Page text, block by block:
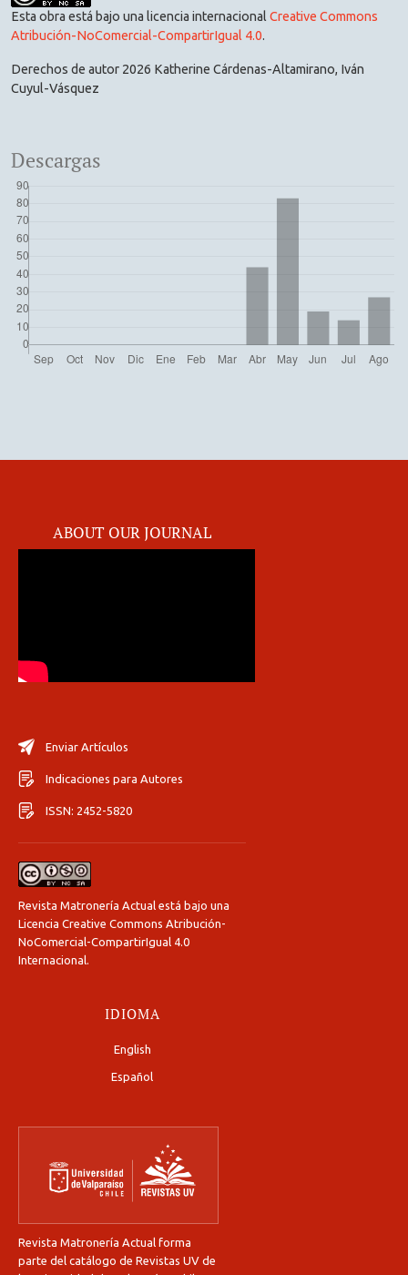
Esta obra está bajo una licencia internacional Creative Commons
Atribución-NoComercial-CompartirIgual 4.0.
Derechos de autor 2026 Katherine Cárdenas-Altamirano, Iván
Cuyul-Vásquez
Descargas
ABOUT OUR JOURNAL
Enviar Artículos
Indicaciones para Autores
ISSN: 2452-5820
Revista Matronería Actual está bajo una
Licencia Creative Commons Atribución-
NoComercial-CompartirIgual 4.0
Internacional.
IDIOMA
English
Español
Revista Matronería Actual forma
parte del catálogo de Revistas UV de